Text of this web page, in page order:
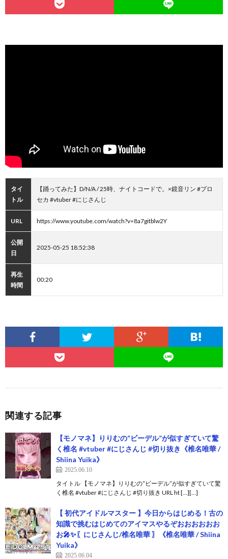
タイ
トル
【踊ってみた】D/N/A / 25時、ナイトコードで。×鏡音リン #プロ
セカ #vtuber #にじさんじ
URL https://www.youtube.com/watch?v=8a7gitblw2Y
公開
日
2025-05-25 18:52:38
再生
時間
00:20
関連する記事
【モノマネ】りりむの“ビーデル”が似すぎていて驚
く椎名 #vtuber #にじさんじ #切り抜き《椎名唯華 /
Shiina Yuika》
2025.06.10
タイトル 【モノマネ】りりむの“ビーデル”が似すぎていて驚
く椎名 #vtuber #にじさんじ #切り抜き URL ht […][…]
【 初代アイドルマスター 】今日からはじめる！古の
知識で挑むはじめてのアイマスやるぞおおおおおお
お🎤✨〖にじさんじ/椎名唯華 〗《椎名唯華 / Shiina
Yuika》
2025.06.04